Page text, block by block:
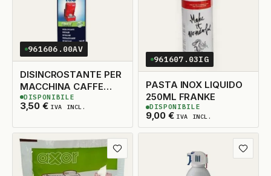
961606.00AV
DISINCROSTANTE PER
MACCHINA CAFFE
250ML RIO
3,50 € IVA INCL.
3DISPONIBILI
DISPONIBILE
961607.03IG
PASTA INOX LIQUIDO
250ML FRANKE
9,00 € IVA INCL.
5DISPONIBILI
DISPONIBILE
Aggiungi ai preferiti